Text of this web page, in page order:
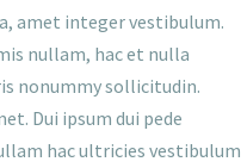
amet integer vestibulum.
nullam, hac et nulla
nonummy sollicitudin.
Dui ipsum dui pede
hac ultricies vestibulum